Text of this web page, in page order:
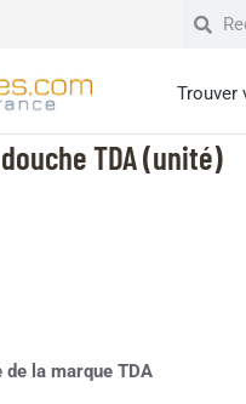
Trouver
TDA (unité)
de la marque TDA